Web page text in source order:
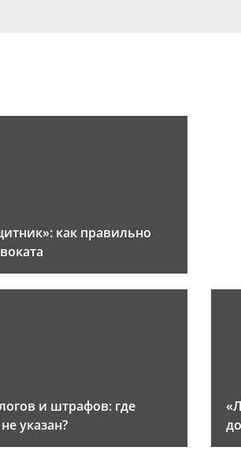
как правильно
и штрафов: где
указан?